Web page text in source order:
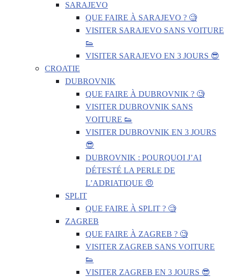
SARAJEVO
QUE FAIRE À SARAJEVO ? 🧐
VISITER SARAJEVO SANS VOITURE
👟
VISITER SARAJEVO EN 3 JOURS 😎
CROATIE
DUBROVNIK
QUE FAIRE À DUBROVNIK ? 🧐
VISITER DUBROVNIK SANS
VOITURE 👟
VISITER DUBROVNIK EN 3 JOURS
😎
DUBROVNIK : POURQUOI J’AI
DÉTESTÉ LA PERLE DE
L’ADRIATIQUE 😠
SPLIT
QUE FAIRE À SPLIT ? 🧐
ZAGREB
QUE FAIRE À ZAGREB ? 🧐
VISITER ZAGREB SANS VOITURE
👟
VISITER ZAGREB EN 3 JOURS 😎